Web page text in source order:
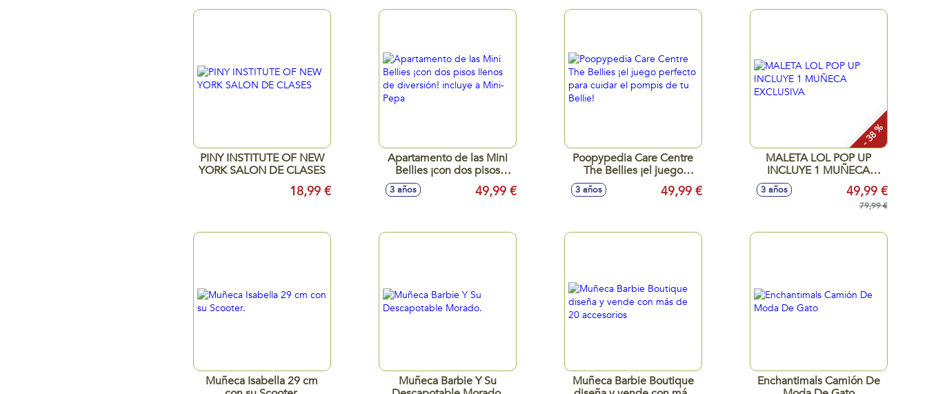
PINY INSTITUTE OF NEW
YORK SALON DE CLASES
18,99 €
Apartamento de las Mini
Bellies ¡con dos pisos
llenos de diversión!
incluye a Mini-Pepa
3 años 49,99 €
Poopypedia Care Centre
The Bellies ¡el juego
perfecto para cuidar el
pompis de tu Bellie!
3 años 49,99 €
- 38 %
MALETA LOL POP UP
INCLUYE 1 MUÑECA
EXCLUSIVA
3 años 49,99 €
79,99 €
Muñeca Isabella 29 cm
Muñeca Barbie Y Su
Muñeca Barbie Boutique
Enchantimals Camión De